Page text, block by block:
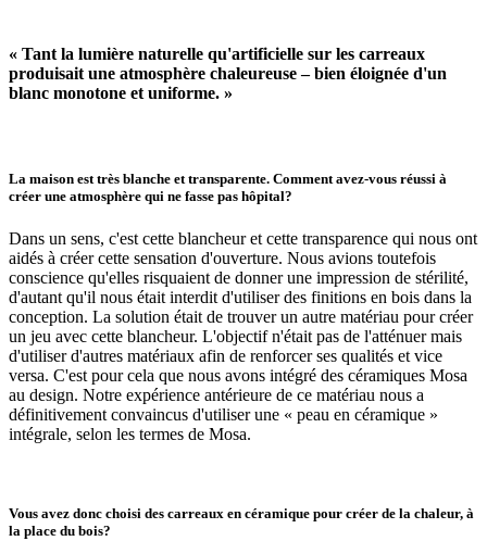
« Tant la lumière naturelle qu'artificielle sur les carreaux
produisait une atmosphère chaleureuse – bien éloignée d'un
blanc monotone et uniforme. »
La maison est très blanche et transparente. Comment avez-vous réussi à
créer une atmosphère qui ne fasse pas hôpital?
Dans un sens, c'est cette blancheur et cette transparence qui nous ont
aidés à créer cette sensation d'ouverture. Nous avions toutefois
conscience qu'elles risquaient de donner une impression de stérilité,
d'autant qu'il nous était interdit d'utiliser des finitions en bois dans la
conception. La solution était de trouver un autre matériau pour créer
un jeu avec cette blancheur. L'objectif n'était pas de l'atténuer mais
d'utiliser d'autres matériaux afin de renforcer ses qualités et vice
versa. C'est pour cela que nous avons intégré des céramiques Mosa
au design. Notre expérience antérieure de ce matériau nous a
définitivement convaincus d'utiliser une « peau en céramique »
intégrale, selon les termes de Mosa.
Vous avez donc choisi des carreaux en céramique pour créer de la chaleur, à
la place du bois?